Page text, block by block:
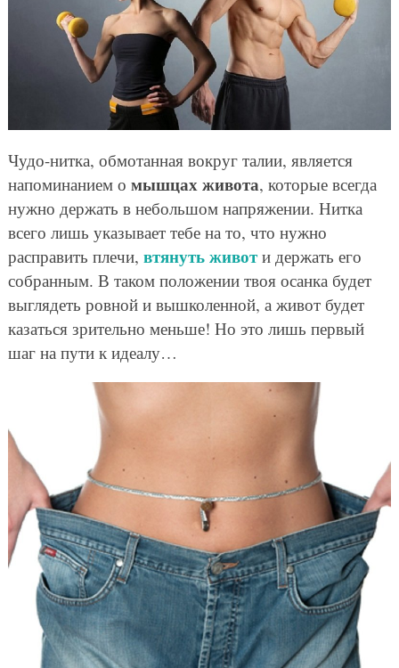
Чудо-нитка, обмотанная вокруг талии, является
напоминанием о мышцах живота, которые всегда
нужно держать в небольшом напряжении. Нитка
всего лишь указывает тебе на то, что нужно
расправить плечи, втянуть животи держать его
собранным. В таком положении твоя осанка будет
выглядеть ровной и вышколенной, а живот будет
казаться зрительно меньше! Но это лишь первый
шаг на пути к идеалу…